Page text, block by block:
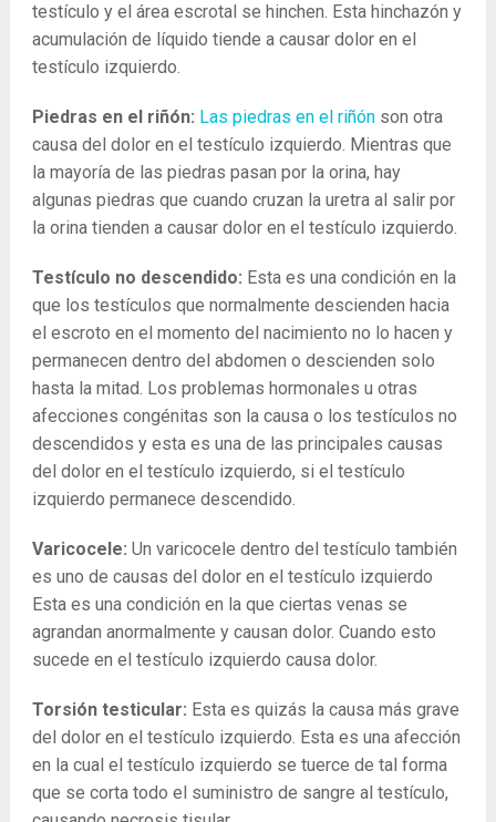
testículo y el área escrotal se hinchen. Esta hinchazón y
acumulación de líquido tiende a causar dolor en el
testículo izquierdo.
Piedras en el riñón: Las piedras en el riñón son ​​otra
causa del dolor en el testículo izquierdo. Mientras que
la mayoría de las piedras pasan por la orina, hay
algunas piedras que cuando cruzan la uretra al salir por
la orina tienden a causar dolor en el testículo izquierdo.
Testículo no descendido: Esta es una condición en la
que los testículos que normalmente descienden hacia
el escroto en el momento del nacimiento no lo hacen y
permanecen dentro del abdomen o descienden solo
hasta la mitad. Los problemas hormonales u otras
afecciones congénitas son la causa o los testículos no
descendidos y esta es una de las principales causas
del dolor en el testículo izquierdo, si el testículo
izquierdo permanece descendido.
Varicocele: Un varicocele dentro del testículo también
es uno de causas del dolor en el testículo izquierdo
Esta es una condición en la que ciertas venas se
agrandan anormalmente y causan dolor. Cuando esto
sucede en el testículo izquierdo causa dolor.
Torsión testicular: Esta es quizás la causa más grave
del dolor en el testículo izquierdo. Esta es una afección
en la cual el testículo izquierdo se tuerce de tal forma
que se corta todo el suministro de sangre al testículo,